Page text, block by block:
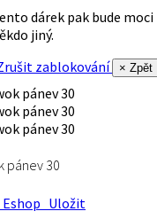
dárek pak bude
jiný.
zablokování
× Zpět
pánev 30
Uložit